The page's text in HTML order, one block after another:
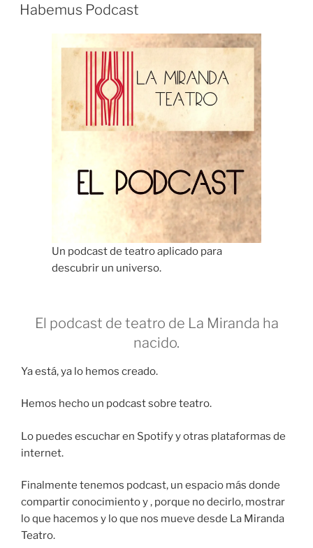
Habemus Podcast
Un podcast de teatro aplicado para
descubrir un universo.
El podcast de teatro de La Miranda ha
nacido.
Ya está, ya lo hemos creado.
Hemos hecho un podcast sobre teatro.
Lo puedes escuchar en Spotify y otras plataformas de
internet.
Finalmente tenemos podcast, un espacio más donde
compartir conocimiento y , porque no decirlo, mostrar
lo que hacemos y lo que nos mueve desde La Miranda
Teatro.